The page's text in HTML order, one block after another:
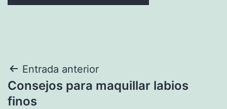
Navegación
de
Entrada anterior
Consejos para maquillar labios
finos